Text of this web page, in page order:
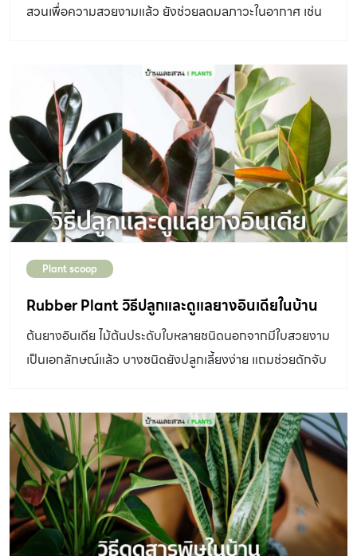
สวนเพื่อความสวยงามแล้ว ยังช่วยลดมลภาวะในอากาศ เช่น
Plant scoop
Rubber Plant วิธีปลูกและดูแลยางอินเดียในบ้าน
ต้นยางอินเดีย ไม้ต้นประดับใบหลายชนิดนอกจากมีใบสวยงาม
เป็นเอกลักษณ์แล้ว บางชนิดยังปลูกเลี้ยงง่าย แถมช่วยดักจับ